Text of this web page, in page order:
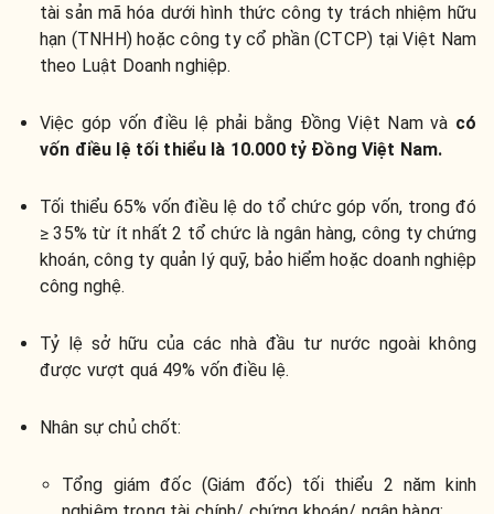
tài sản mã hóa dưới hình thức công ty trách nhiệm hữu
hạn (TNHH) hoặc công ty cổ phần (CTCP) tại Việt Nam
theo Luật Doanh nghiệp.
Việc góp vốn điều lệ phải bằng Đồng Việt Nam và có
vốn điều lệ tối thiểu là 10.000 tỷ Đồng Việt Nam.
Tối thiểu 65% vốn điều lệ do tổ chức góp vốn, trong đó
≥ 35% từ ít nhất 2 tổ chức là ngân hàng, công ty chứng
khoán, công ty quản lý quỹ, bảo hiểm hoặc doanh nghiệp
công nghệ.
Tỷ lệ sở hữu của các nhà đầu tư nước ngoài không
được vượt quá 49% vốn điều lệ.
Nhân sự chủ chốt:
Tổng giám đốc (Giám đốc) tối thiểu 2 năm kinh